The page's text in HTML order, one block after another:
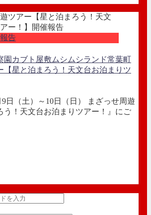
告
園 カブト屋敷 ムシムシランド常葉町
【星と泊まろう！天文台お泊まりツ
9日（土）～10日（日） まざっせ周遊
う！天文台お泊まりツアー！』にご